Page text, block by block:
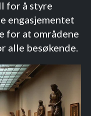
for å styre
engasjementet
for at områdene
alle besøkende.